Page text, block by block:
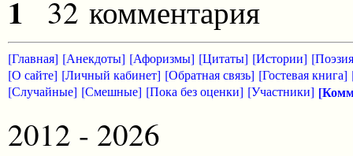
1 32 комментария
[Главная] [Анекдоты] [Афоризмы] [Цитаты] [Истории]
[О сайте] [Личный кабинет] [Обратная связь] [Гостевая книга]
[Случайные] [Смешные] [Пока без оценки] [Участники]
2012 - 2026